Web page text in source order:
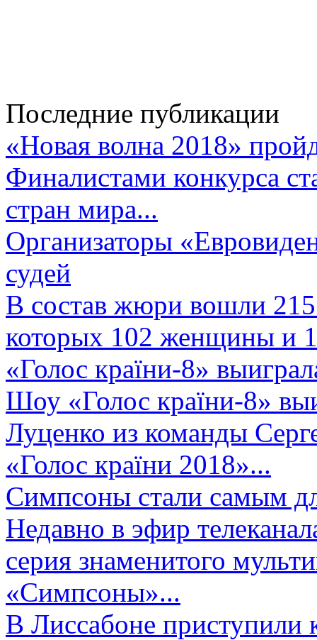
Последние публикации
«Новая волна 2018»
Финалистами конкурса
стран мира...
Организаторы
судей
В состав жюри вошли 215
которых 102 женщины и
«Голос країни-8»
Шоу «Голос країни-8»
Луценко из команды
«Голос країни 2018»...
Симпсоны стали самым
Недавно в эфир
серия знаменитого
«Симпсоны»...
В Лиссабоне приступили